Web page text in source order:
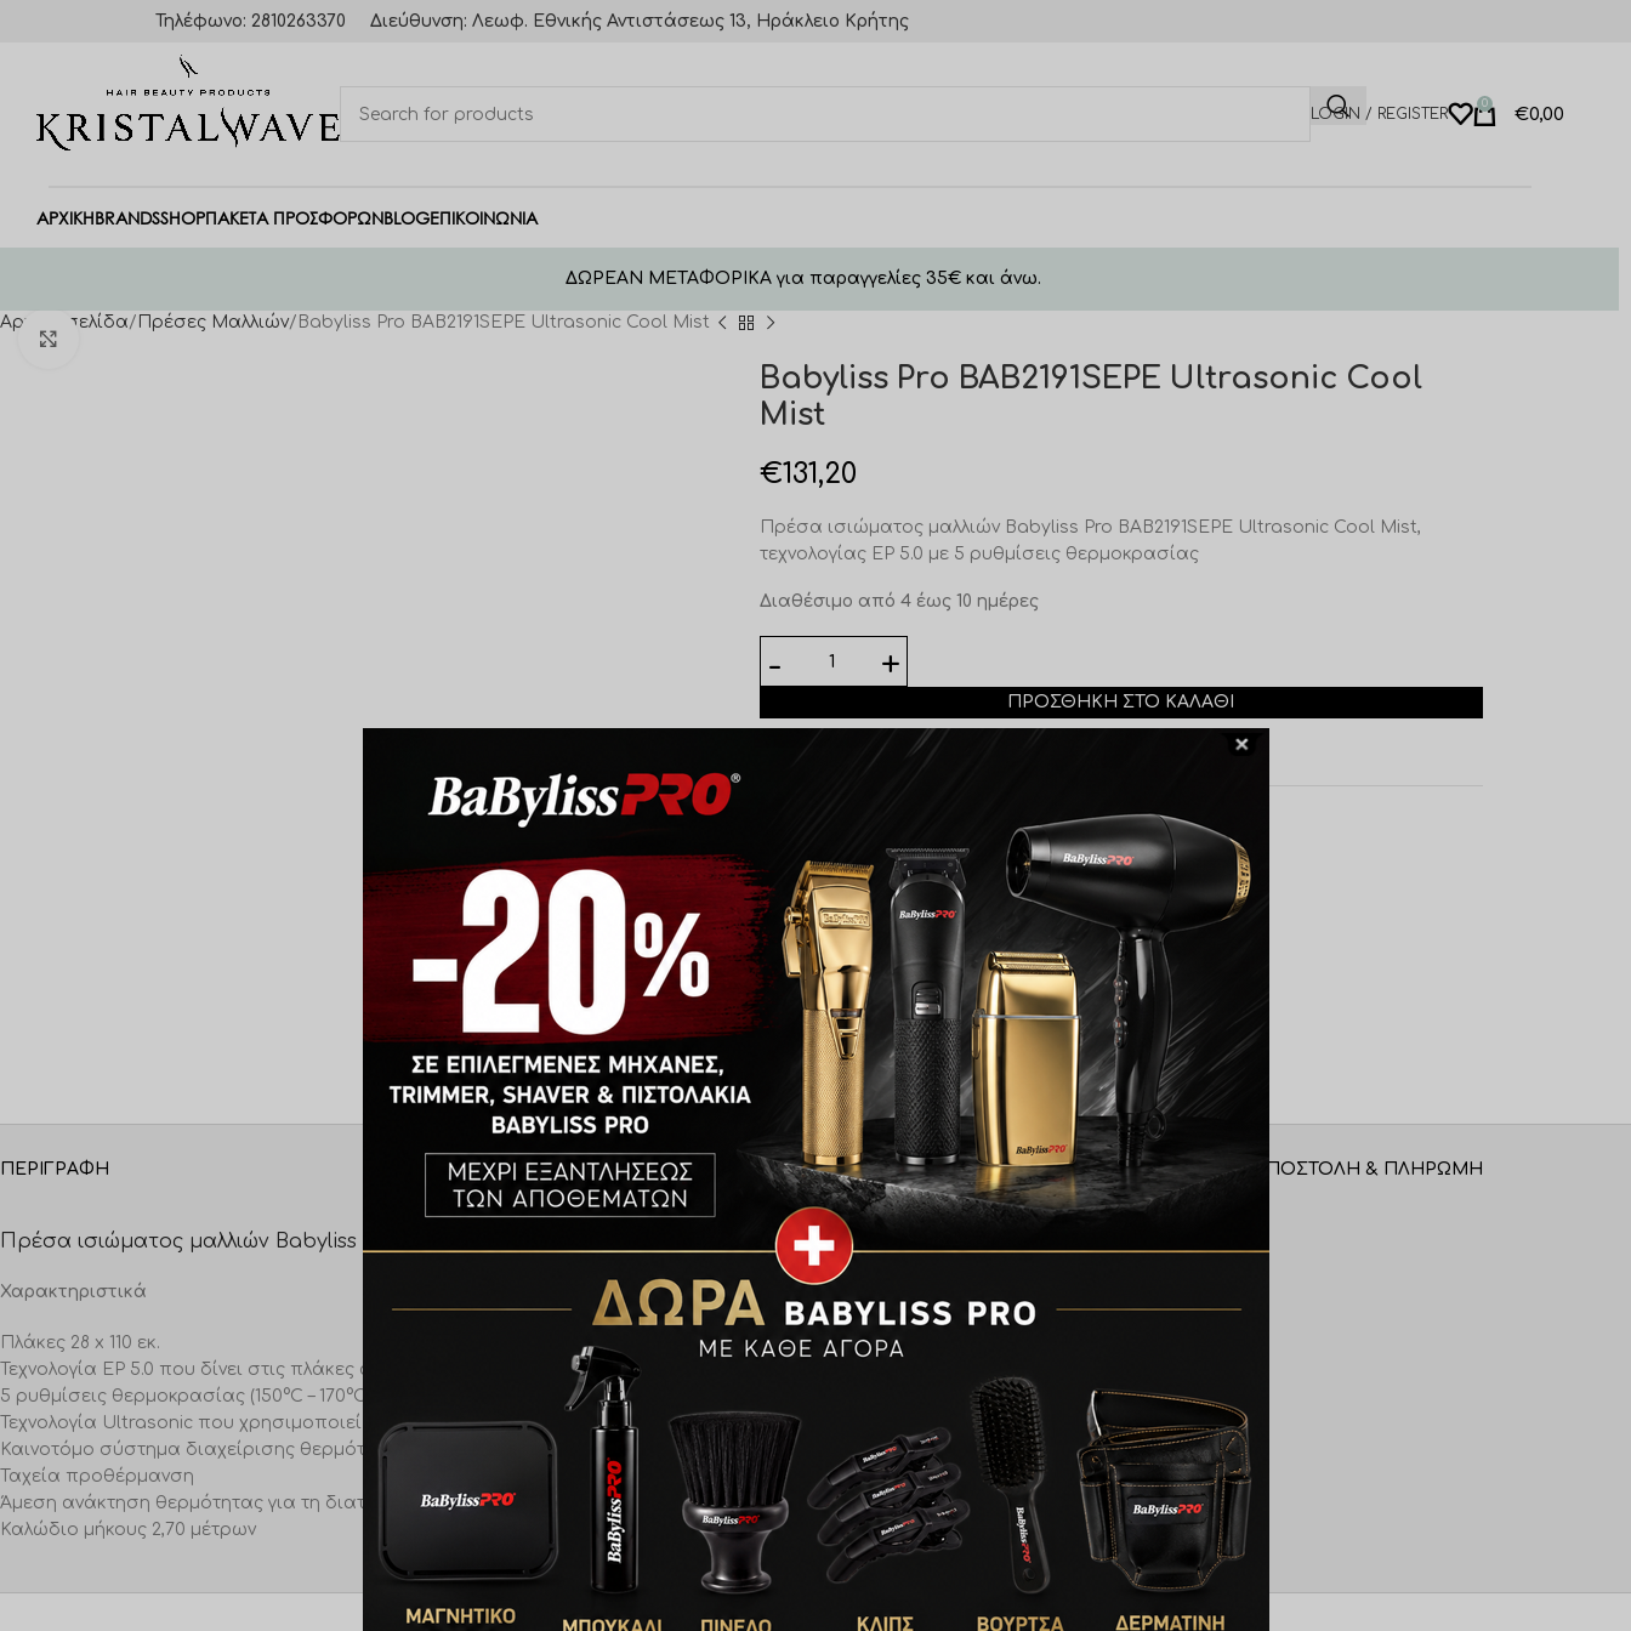
Τηλέφωνο: 2810263370 Διεύθυνση: Λεωφ. Εθνικής Αντιστάσεως 13, Ηράκλειο Κρήτης
LOGIN / REGISTER
0
€0,00
ΑΡΧΙΚΗBRANDSSHOPΠΑΚΈΤΑ ΠΡΟΣΦΟΡΏΝBLOGΕΠΙΚΟΙΝΩΝΙΑ
ΔΩΡΕΑΝ ΜΕΤΑΦΟΡΙΚΑ για παραγγελίες 35€ και άνω.
Αρχική σελίδα Πρέσες Μαλλιών Babyliss Pro BAB2191SEPE Ultrasonic Cool Mist
Babyliss Pro BAB2191SEPE Ultrasonic Cool
Mist
€131,20
Πρέσα ισιώματος μαλλιών Babyliss Pro BAB2191SEPE Ultrasonic Cool Mist,
τεχνολογίας EP 5.0 με 5 ρυθμίσεις θερμοκρασίας
Διαθέσιμο από 4 έως 10 ημέρες
ΠΡΟΣΘΉΚΗ ΣΤΟ ΚΑΛΆΘΙ
Add to wishlist
Πρέσες Μαλλιών
ΠΕΡΙΓΡΑΦΉ ΕΠΙΠΛΈΟΝ ΠΛΗΡΟΦΟΡΊΕΣ ΕΤΑΙΡΊΑ ΑΠΟΣΤΟΛΉ & ΠΛΗΡΩΜΉ
Πρέσα ισιώματος μαλλιών Babyliss Pro BAB2191SEPE Ultrasonic Cool Mist, τεχνολογίας EP 5.0 με 5 ρυθμίσεις θερμοκρασίας
Χαρακτηριστικά
Πλάκες 28 x 110 εκ.
Τεχνολογία EP 5.0 που δίνει στις πλάκες ασύγκριτη αντοχή
5 ρυθμίσεις θερμοκρασίας (150°C – 170°C – 190°C – 210°C – 230°C)
Τεχνολογία Ultrasonic που χρησιμοποιεί το νερό, για ακόμη μεγαλύτερη αποτελεσματικότητα (προαιρετικά)
Καινοτόμο σύστημα διαχείρισης θερμότητας
Ταχεία προθέρμανση
Άμεση ανάκτηση θερμότητας για τη διατήρηση της σωστής θερμοκρασίας κατά τη χρήση
Καλώδιο μήκους 2,70 μέτρων